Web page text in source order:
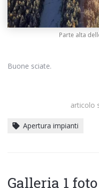
Parte alta
Buone sciate.
articolo
Apertura impianti
Galleria 1 foto